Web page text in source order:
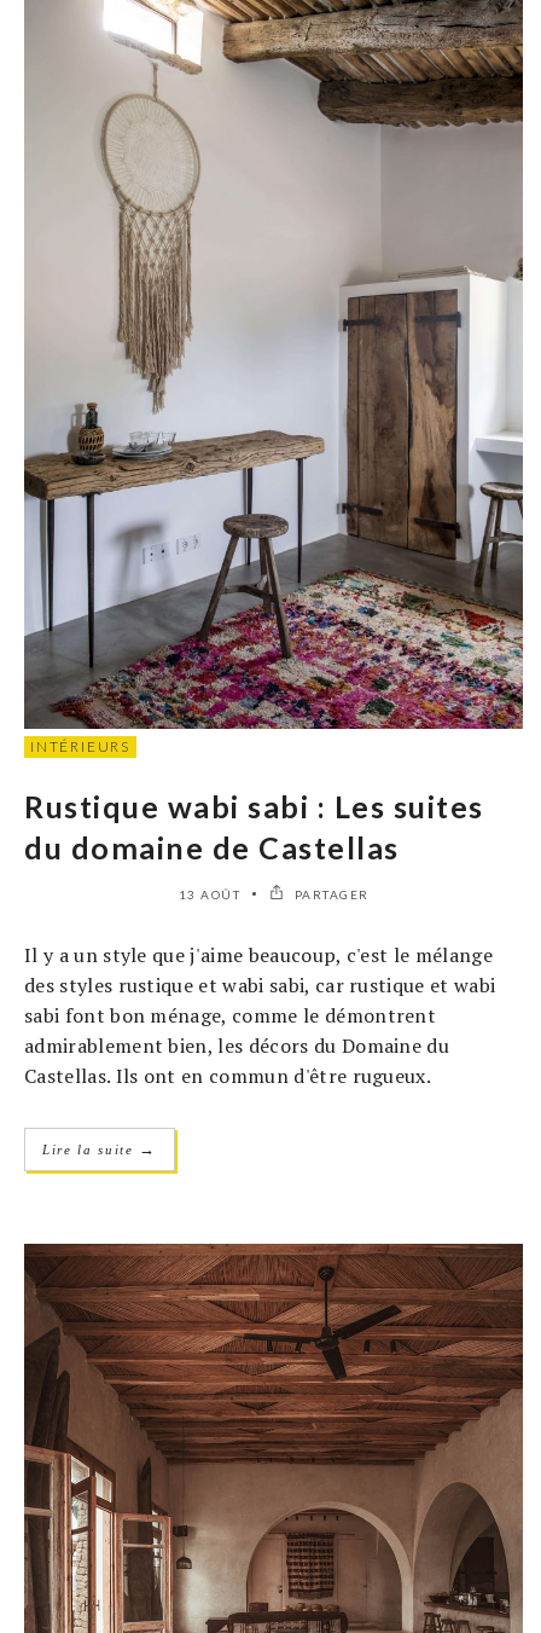
INTÉRIEURS
Rustique wabi sabi : Les suites
du domaine de Castellas
13 AOÛT PARTAGER
Il y a un style que j'aime beaucoup, c'est le mélange
des styles rustique et wabi sabi, car rustique et wabi
sabi font bon ménage, comme le démontrent
admirablement bien, les décors du Domaine du
Castellas. Ils ont en commun d'être rugueux.
Lire la suite →